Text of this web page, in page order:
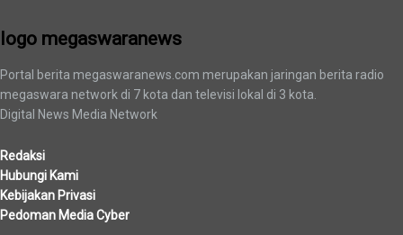
logo megaswaranews
Portal berita megaswaranews.com merupakan jaringan berita radio
megaswara network di 7 kota dan televisi lokal di 3 kota.
Digital News Media Network
Redaksi
Hubungi Kami
Kebijakan Privasi
Pedoman Media Cyber